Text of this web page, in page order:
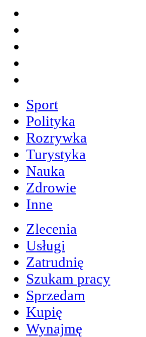
Sport
Polityka
Rozrywka
Turystyka
Nauka
Zdrowie
Inne
Zlecenia
Usługi
Zatrudnię
Szukam pracy
Sprzedam
Kupię
Wynajmę